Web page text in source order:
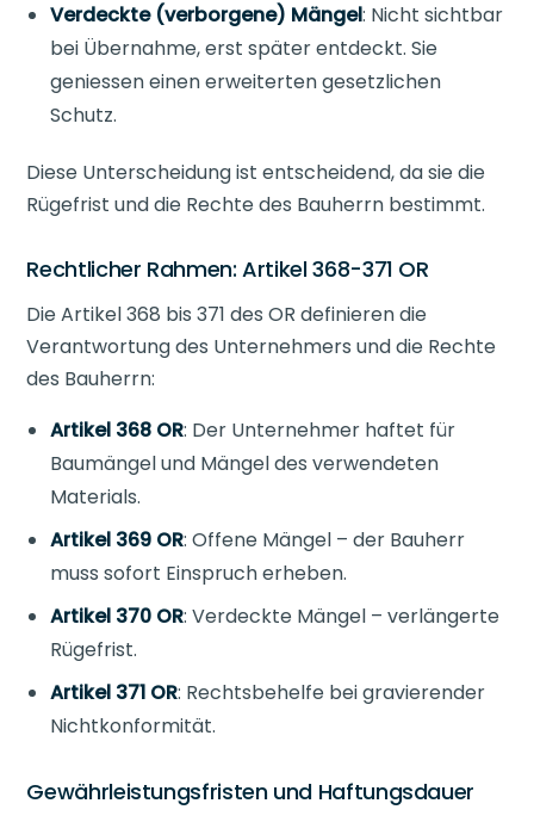
Verdeckte (verborgene) Mängel: Nicht sichtbar
bei Übernahme, erst später entdeckt. Sie
geniessen einen erweiterten gesetzlichen
Schutz.
Diese Unterscheidung ist entscheidend, da sie die
Rügefrist und die Rechte des Bauherrn bestimmt.
Rechtlicher Rahmen: Artikel 368-371 OR
Die Artikel 368 bis 371 des OR definieren die
Verantwortung des Unternehmers und die Rechte
des Bauherrn:
Artikel 368 OR: Der Unternehmer haftet für
Baumängel und Mängel des verwendeten
Materials.
Artikel 369 OR: Offene Mängel – der Bauherr
muss sofort Einspruch erheben.
Artikel 370 OR: Verdeckte Mängel – verlängerte
Rügefrist.
Artikel 371 OR: Rechtsbehelfe bei gravierender
Nichtkonformität.
Gewährleistungsfristen und Haftungsdauer